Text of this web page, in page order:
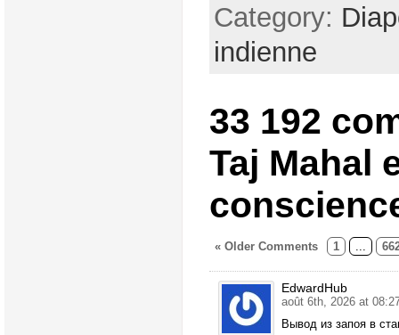
Category:
indienne
33 192
Taj Mahal
« Older Comments 1 ...
EdwardHub
août 6th, 2026 at
Вывод из запоя в